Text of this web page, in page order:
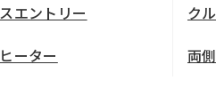
エントリー
ク
ーター
両